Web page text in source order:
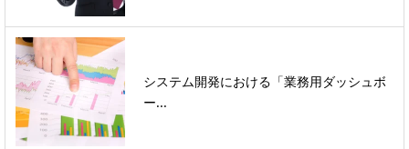
システム開発における「業務用ダッシュボ
ー...